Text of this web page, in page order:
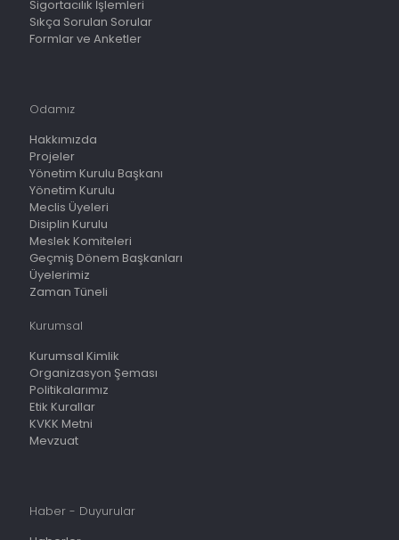
Sigortacılık İşlemleri
Sıkça Sorulan Sorular
Formlar ve Anketler
Odamız
Hakkımızda
Projeler
Yönetim Kurulu Başkanı
Yönetim Kurulu
Meclis Üyeleri
Disiplin Kurulu
Meslek Komiteleri
Geçmiş Dönem Başkanları
Üyelerimiz
Zaman Tüneli
Kurumsal
Kurumsal Kimlik
Organizasyon Şeması
Politikalarımız
Etik Kurallar
KVKK Metni
Mevzuat
Haber - Duyurular